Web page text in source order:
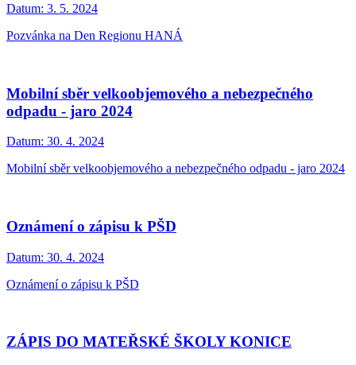
Datum: 3. 5. 2024
Pozvánka na Den Regionu HANÁ
Mobilní sběr velkoobjemového a nebezpečného
odpadu - jaro 2024
Datum: 30. 4. 2024
Mobilní sběr velkoobjemového a nebezpečného odpadu - jaro 2024
Oznámení o zápisu k PŠD
Datum: 30. 4. 2024
Oznámení o zápisu k PŠD
ZÁPIS DO MATEŘSKÉ ŠKOLY KONICE